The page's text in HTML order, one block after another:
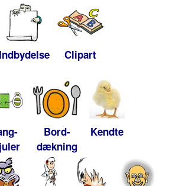
Indbydelse Clipart
Bord-
dækning
Kendte